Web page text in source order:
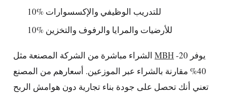
10% للتدريب الوظيفي والإكسسوارات
10% للأرضيات والمرايا والرفوف والتخزين
الشراء مباشرة من الشركة المصنعة مثلMBHيوفر 20-
40% مقارنة بالشراء عبر الموزعين. أسعارهم من المصنع
تعني أنك تحصل على جودة بناء تجارية دون هوامش الربح